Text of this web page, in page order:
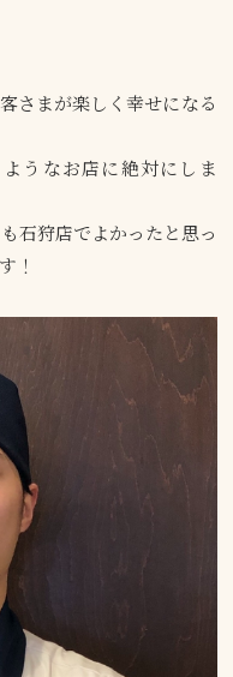
さまが楽しく幸せになる
うなお店に絶対にしま
石狩店でよかったと思っ
！